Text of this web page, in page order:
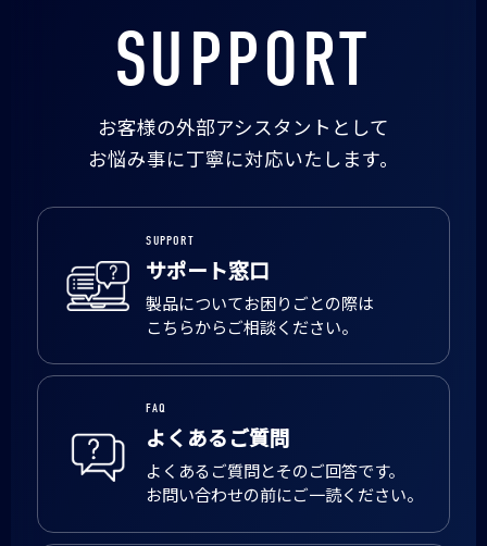
SUPPORT
お客様の外部アシスタントとして
お悩み事に丁寧に対応いたします。
SUPPORT
サポート窓口
製品についてお困りごとの際は
こちらからご相談ください。
FAQ
よくあるご質問
よくあるご質問とそのご回答です。
お問い合わせの前にご一読ください。